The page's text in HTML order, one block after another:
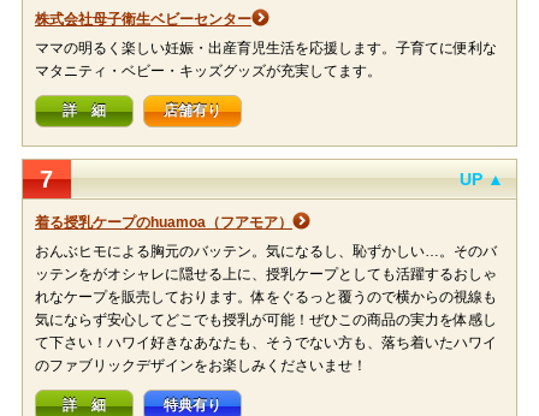
株式会社母子衛生ベビーセンター
ママの明るく楽しい妊娠・出産育児生活を応援します。子育てに便利な
マタニティ・ベビー・キッズグッズが充実してます。
詳 細 店舗有り
7 UP ▲
着る授乳ケープのhuamoa（フアモア）
おんぶヒモによる胸元のバッテン。気になるし、恥ずかしい…。そのバ
ッテンをがオシャレに隠せる上に、授乳ケープとしても活躍するおしゃ
れなケープを販売しております。体をぐるっと覆うので横からの視線も
気にならず安心してどこでも授乳が可能！ぜひこの商品の実力を体感し
て下さい！ハワイ好きなあなたも、そうでない方も、落ち着いたハワイ
のファブリックデザインをお楽しみくださいませ！
詳 細 特典有り